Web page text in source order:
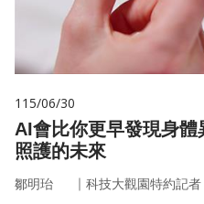
115/06/30
AI會比你更早發現身
照護的未來
鄒明珆 ｜ 科技大觀園特約記者